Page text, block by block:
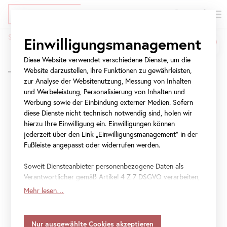
Direkt
Zur
Navigation
springen
Zur
Navigation
springen
Mit
Baby
Museum:
Stellprobe
Pfadnavigation
Startseite Programm
Zurück zur Übersicht
Mittwoch, 26. August 2026
14:30 – 15:30
Mit Baby im Museum:
Stellprobe
Stellprobe
Nur noch 9 Tickets
Einwilligungsmanagement
Diese Website verwendet verschiedene Dienste, um die
Website darzustellen, ihre Funktionen zu gewährleisten,
zur Analyse der Websitenutzung, Messung von Inhalten
und Werbeleistung, Personalisierung von Inhalten und
Werbung sowie der Einbindung externer Medien. Sofern
diese Dienste nicht technisch notwendig sind, holen wir
hierzu Ihre Einwilligung ein. Einwilligungen können
jederzeit über den Link „Einwilligungsmanagement“ in der
Fußleiste angepasst oder widerrufen werden.
Soweit Diensteanbieter personenbezogene Daten als
Verantwortlicher gemäß Artikel 4 Z 7 DSGVO verarbeiten,
gilt Ihre Einwilligung auch für die Weitergabe an den
Daten in Staaten ohne Vorliegen eines
Mehr lesen…